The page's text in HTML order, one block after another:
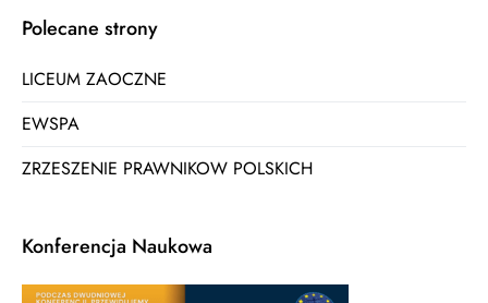
Polecane strony
LICEUM ZAOCZNE
EWSPA
ZRZESZENIE PRAWNIKOW POLSKICH
Konferencja Naukowa